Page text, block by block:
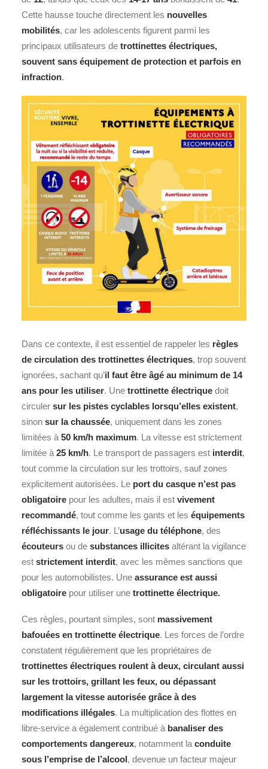
Cette hausse touche directement les nouvelles
mobilités, car les adolescents figurent parmi les
principaux utilisateurs de trottinettes électriques,
souvent sans équipement de protection et parfois en
infraction.
Dans ce contexte, il est essentiel de rappeler les règles
de circulation des trottinettes électriques, trop souvent
ignorées, sachant qu’il faut être âgé au minimum de 14
ans pour les utiliser. Une trottinette électrique doit
circuler sur les pistes cyclables lorsqu’elles existent,
sinon sur la chaussée, uniquement dans les zones
limitées à 50 km/h maximum. La vitesse est strictement
limitée à 25 km/h. Le transport de passagers est interdit,
tout comme la circulation sur les trottoirs, sauf zones
explicitement autorisées. Le port du casque n’est pas
obligatoire pour les adultes, mais il est vivement
recommandé, tout comme les gants et les équipements
réfléchissants le jour. L’usage du téléphone, des
écouteurs ou de substances illicites altérant la vigilance
est strictement interdit, avec les mêmes sanctions que
pour les automobilistes. Une assurance est aussi
obligatoire pour utiliser une trottinette électrique.
Ces règles, pourtant simples, sont massivement
bafouées en trottinette électrique. Les forces de l’ordre
constatent régulièrement que les propriétaires de
trottinettes électriques roulent à deux, circulant aussi
sur les trottoirs, grillant les feux, ou dépassant
largement la vitesse autorisée grâce à des
modifications illégales. La multiplication des flottes en
libre-service a également contribué à banaliser des
comportements dangereux, notamment la conduite
sous l’emprise de l’alcool, devenue un facteur majeur